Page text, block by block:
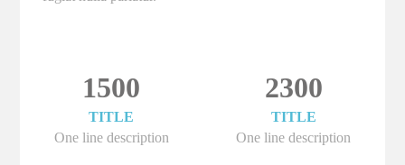
1500
TITLE
One line description
2300
TITLE
One line description